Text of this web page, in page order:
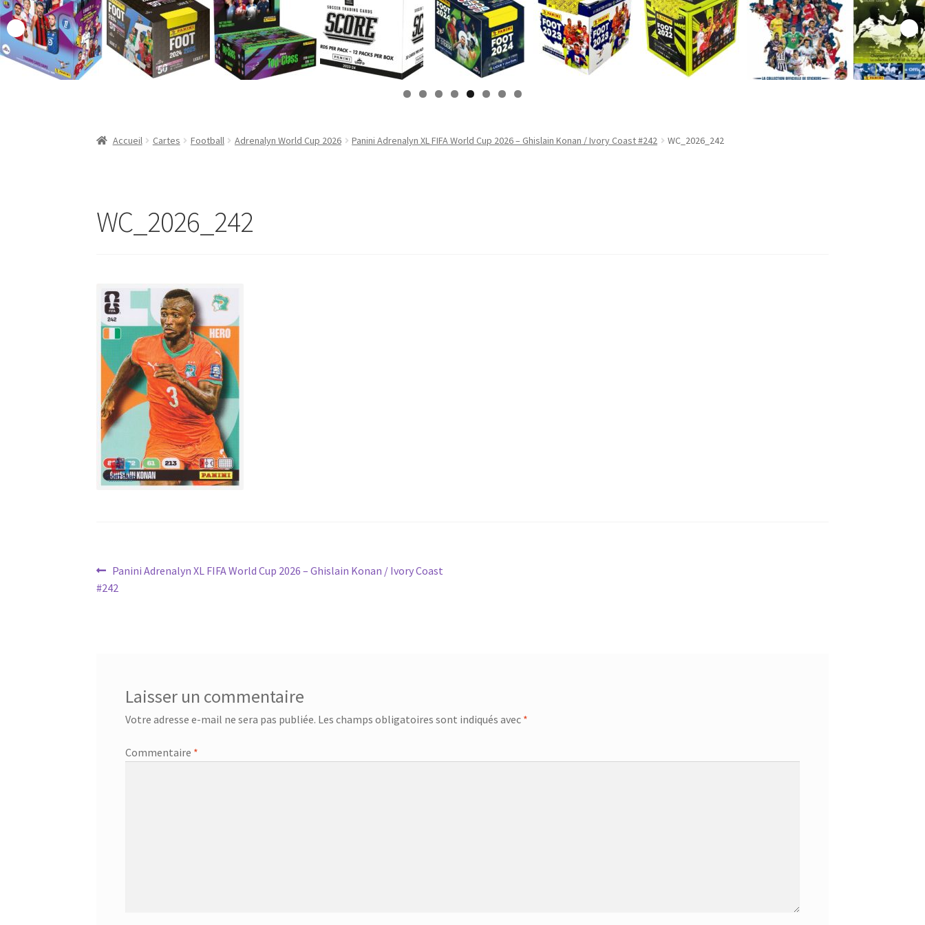
Accueil Cartes Football Adrenalyn World Cup 2026 Panini Adrenalyn XL FIFA World Cup 2026 – Ghislain Konan / Ivory Coast #242 WC_2026_242
WC_2026_242
Navigation
de
Article
précédent :
Panini Adrenalyn XL FIFA World Cup 2026 – Ghislain Konan / Ivory Coast
#242
Laisser un commentaire
Votre adresse e-mail ne sera pas publiée. Les champs obligatoires sont indiqués avec *
Commentaire *